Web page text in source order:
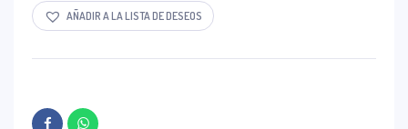
AÑADIR A LA LISTA DE DESEOS